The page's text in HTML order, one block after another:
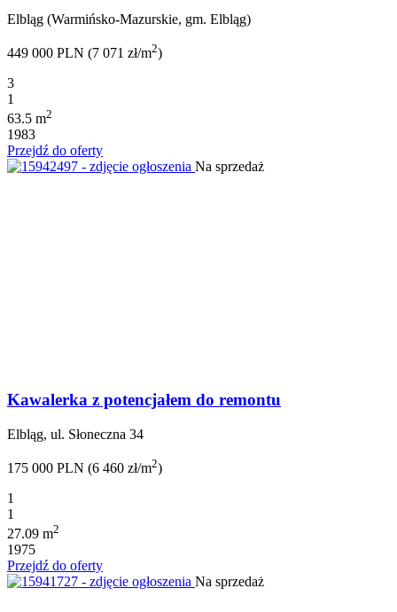
Elbląg (Warmińsko-Mazurskie, gm. Elbląg)
449 000 PLN (7 071 zł/m2)
3
1
63.5 m2
1983
Przejdź do oferty
Na sprzedaż
Kawalerka z potencjałem do remontu
Elbląg, ul. Słoneczna 34
175 000 PLN (6 460 zł/m2)
1
1
27.09 m2
1975
Przejdź do oferty
Na sprzedaż